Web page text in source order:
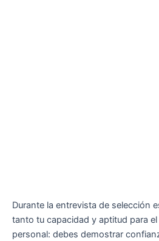
Durante la entrevista de selección
tanto tu capacidad y aptitud para
personal: debes demostrar